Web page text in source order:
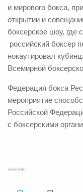
и мирового бокса,
открытии и
боксерское шоу, где
российский боксер
нокаутировал
Всемирной
Федерация бокса
мероприятие
Российской
с боксерскими
SHARE